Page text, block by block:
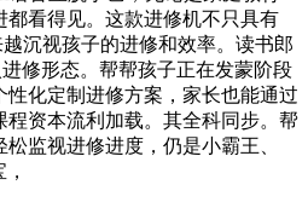
看得见。这款进修机不只具有
沉视孩子的进修和效率。读书郎
修形态。帮帮孩子正在发蒙阶段
化定制进修方案，家长也能通过
资本流利加载。其全科同步。帮
监视进修进度，仍是小霸王、